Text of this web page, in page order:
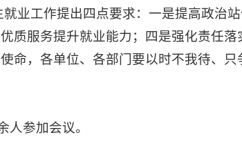
业工作提出四点要求：一是提高政治
质服务提升就业能力；四是强化责任落
命，各单位、各部门要以时不我待、只
参加会议。